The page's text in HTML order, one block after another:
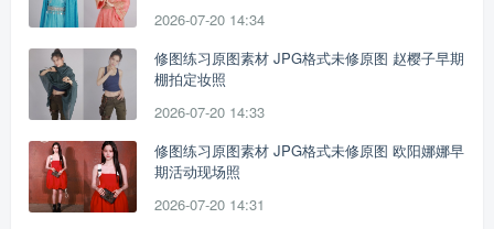
2026-07-20 14:34
修图练习原图素材 JPG格式未修原图 赵樱子早期
棚拍定妆照
2026-07-20 14:33
修图练习原图素材 JPG格式未修原图 欧阳娜娜早
期活动现场照
2026-07-20 14:31